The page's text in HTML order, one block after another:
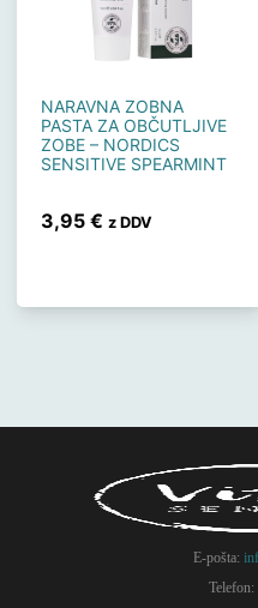
NARAVNA ZOBNA
PASTA ZA OBČUTLJIVE
ZOBE – NORDICS
SENSITIVE SPEARMINT
3,95€ z DDV
E-pošta: